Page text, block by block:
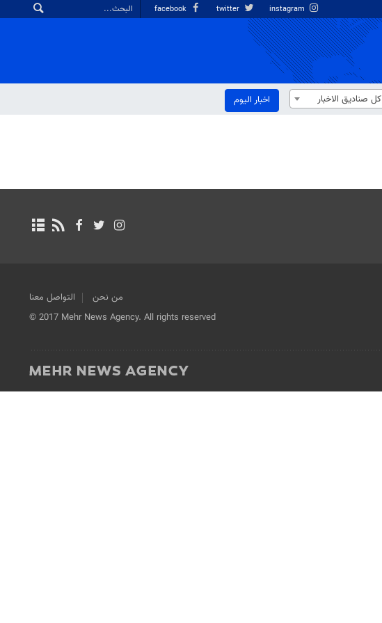
كل صناديق الاخبار اخبار الیوم
من نحن
التواصل معنا
© 2017 Mehr News Agency. All rights reserved